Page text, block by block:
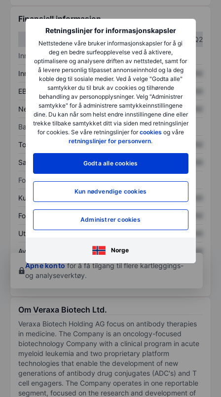
Retningslinjer for informasjonskapsler
Nettstedene våre bruker informasjonskapsler for å gi
deg en bedre surfeopplevelse ved å aktivere,
optimalisere og analysere driften av nettstedet, samt for
å levere personlig tilpasset annonseinnhold og la deg
koble deg til sosiale medier. Ved å velge "Godta alle"
samtykker du til bruk av cookies og tilhørende
behandling av personopplysninger. Velg "Administrer
samtykke" for å administrere samtykkeinnstillingene
dine. Du kan når som helst endre innstillingene dine eller
trekke tilbake samtykket ditt via siden med retningslinjer
for cookies. Se våre retningslinjer forcookies og våre
retningslinjer for personvern.
Godta alle cookies
Kun nødvendige cookies
Administrer cookies
Norge
Finansiell informasjon
Q1
Q2
Inntektsoversikt
Inntekter XXXXXXX XXXXXXX
EBITDA XXXXXXX XXXXXXX
Nettoinntekt XXXXXXX XXXXXXX
Balanse
Totale eiendeler XXXXXXX
Samlet gjeld XXXXXXX
Forholdstall
Kurs/salg
Fortjeneste per aksje XXXXXXX
Utbytte per aksje
Avkastning på
egenkapital
XXXXXXX
XXXXXXX
Åpne kontofor å få tilgang til flere kartleggings-
og analyseverktøy.
Om Veraxa Biotech Ltd.
Veraxa Biotech Holding AG focus on antibody therapies
in medicine. The Company is an oncology-focused
biotechnology Company with a clinical program in acute
myeloid leukemia and two proprietary platform
technologies that enable the development of new
generations of antibody drug conjugates (ADC's) and T
cell engagers. The Company operates in one reportable
segment, focused on the research and development of